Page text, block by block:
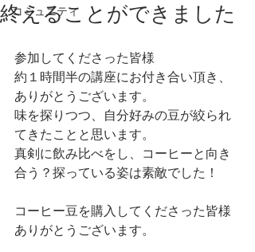
コミュニティ
終えることができました
参加してくださった皆様
約１時間半の講座にお付き合い頂き、
ありがとうございます。
味を探りつつ、自分好みの豆が絞られ
てきたことと思います。
真剣に飲み比べをし、コーヒーと向き
合う？探っている姿は素敵でした！
コーヒー豆を購入してくださった皆様
ありがとうございます。